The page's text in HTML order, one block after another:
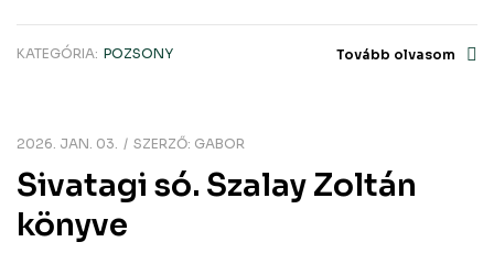
KATEGÓRIA: POZSONY Tovább olvasom
2026. JAN. 03. SZERZŐ: GABOR
Sivatagi só. Szalay Zoltán
könyve